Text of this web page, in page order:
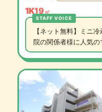
1K19 ㎡
【ネット無料】ミニ
院の関係者様に人気の